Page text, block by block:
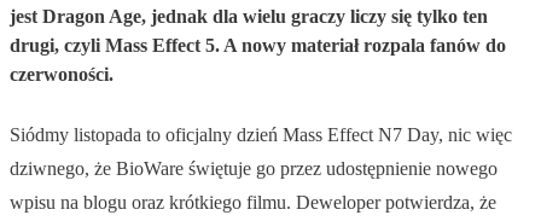
jest Dragon Age, jednak dla wielu graczy liczy się tylko ten
drugi, czyli Mass Effect 5. A nowy materiał rozpala fanów do
czerwoności.
Siódmy listopada to oficjalny dzień Mass Effect N7 Day, nic więc
dziwnego, że BioWare świętuje go przez udostępnienie nowego
wpisu na blogu oraz krótkiego filmu. Deweloper potwierdza, że